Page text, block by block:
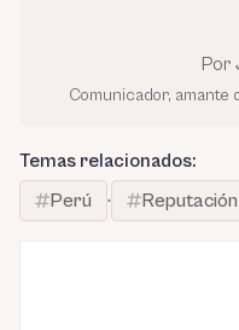
Por
Comunicador, amante
Temas relacionados:
Perú
· Reputación